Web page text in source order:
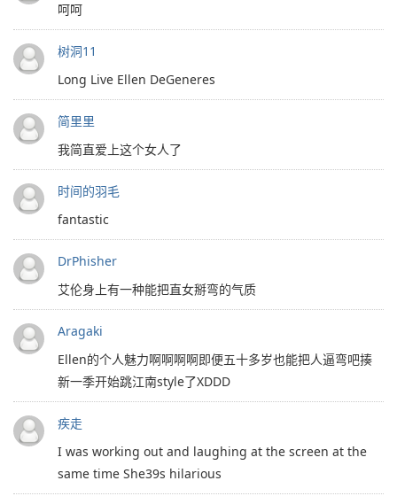
呵呵
树洞11
Long Live Ellen DeGeneres
简里里
我简直爱上这个女人了
时间的羽毛
fantastic
DrPhisher
艾伦身上有一种能把直女掰弯的气质
Aragaki
Ellen的个人魅力啊啊啊啊即便五十多岁也能把人逼弯吧揍
新一季开始跳江南style了XDDD
疾走
I was working out and laughing at the screen at the
same time She39s hilarious